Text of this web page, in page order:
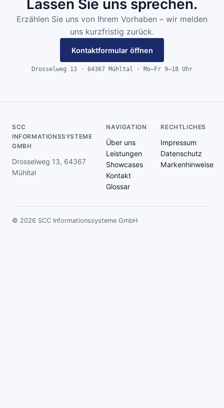
Lassen Sie uns sprechen.
Erzählen Sie uns von Ihrem Vorhaben – wir melden
uns kurzfristig zurück.
Kontaktformular öffnen
Drosselweg 13 · 64367 Mühltal · Mo–Fr 9–18 Uhr
SCC
INFORMATIONSSYSTEME
GMBH
Drosselweg 13, 64367
Mühltal
NAVIGATION
Über uns
Leistungen
Showcases
Kontakt
Glossar
RECHTLICHES
Impressum
Datenschutz
Markenhinweise
© 2026 SCC Informationssysteme GmbH